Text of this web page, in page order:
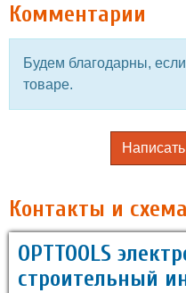
Комментарии
Будем благодарны,
товаре.
Контакты и
OPTTOOLS
строительный